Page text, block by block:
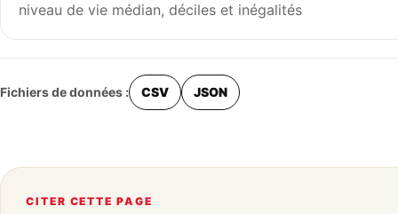
niveau de vie médian, déciles et inégalités
Fichiers de données : CSV JSON
CITER CETTE PAGE